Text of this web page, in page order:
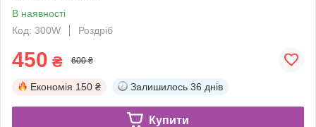
В наявності
Код: 300W
Роздріб
450 ₴ 600 ₴
Економія 150 ₴ Залишилось 36 днів
Купити